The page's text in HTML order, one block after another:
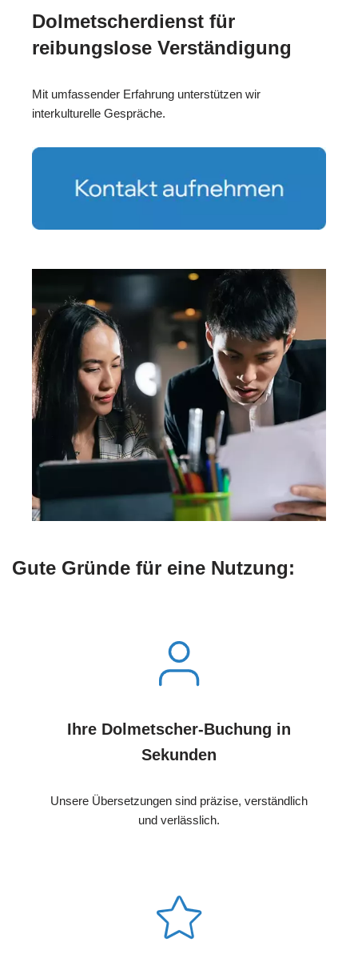
Dolmetscherdienst für
reibungslose Verständigung
Mit umfassender Erfahrung unterstützen wir
interkulturelle Gespräche.
Gute Gründe für eine Nutzung:
Ihre Dolmetscher-Buchung in
Sekunden
Unsere Übersetzungen sind präzise, verständlich
und verlässlich.